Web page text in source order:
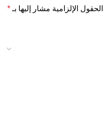
الحقول الإلزامية مشار إليها بـ *